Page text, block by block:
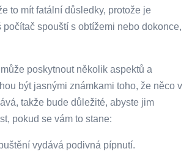
to mít fatální důsledky, protože je
počítač spouští s obtížemi nebo dokonce,
poskytnout několik aspektů a
být jasnými známkami toho, že něco v
takže bude důležité, abyste jim
pokud se vám to stane:
vydává podivná pípnutí.